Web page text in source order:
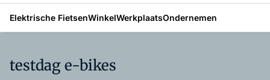
Elektrische FietsenWinkelWerkplaatsOndernemen
testdag e-bikes